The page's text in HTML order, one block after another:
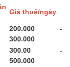
Giá thuê/ngày
200.000 -
300.000
300.00 -
500.000